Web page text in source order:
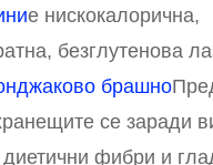
е нискокалорична,
безглутенова
брашно
се заради
фибри и